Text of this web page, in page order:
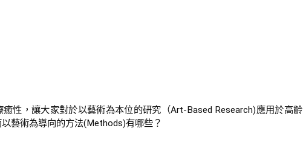
性，讓大家對於以藝術為本位的研究（Art-Based Research)應用於高齡
藝術為導向的方法(Methods)有哪些？